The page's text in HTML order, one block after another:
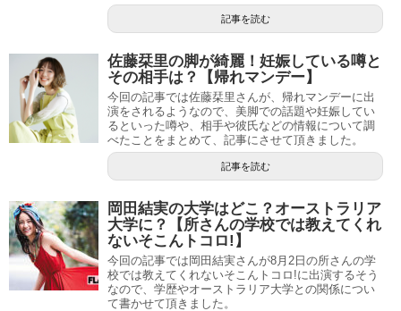
記事を読む
佐藤栞里の脚が綺麗！妊娠している噂と
その相手は？【帰れマンデー】
今回の記事では佐藤栞里さんが、帰れマンデーに出
演をされるようなので、美脚での話題や妊娠してい
るといった噂や、相手や彼氏などの情報について調
べたことをまとめて、記事にさせて頂きました。
記事を読む
岡田結実の大学はどこ？オーストラリア
大学に？【所さんの学校では教えてくれ
ないそこんトコロ!】
今回の記事では岡田結実さんが8月2日の所さんの学
校では教えてくれないそこんトコロ!に出演するそう
なので、学歴やオーストラリア大学との関係につい
て書かせて頂きました。